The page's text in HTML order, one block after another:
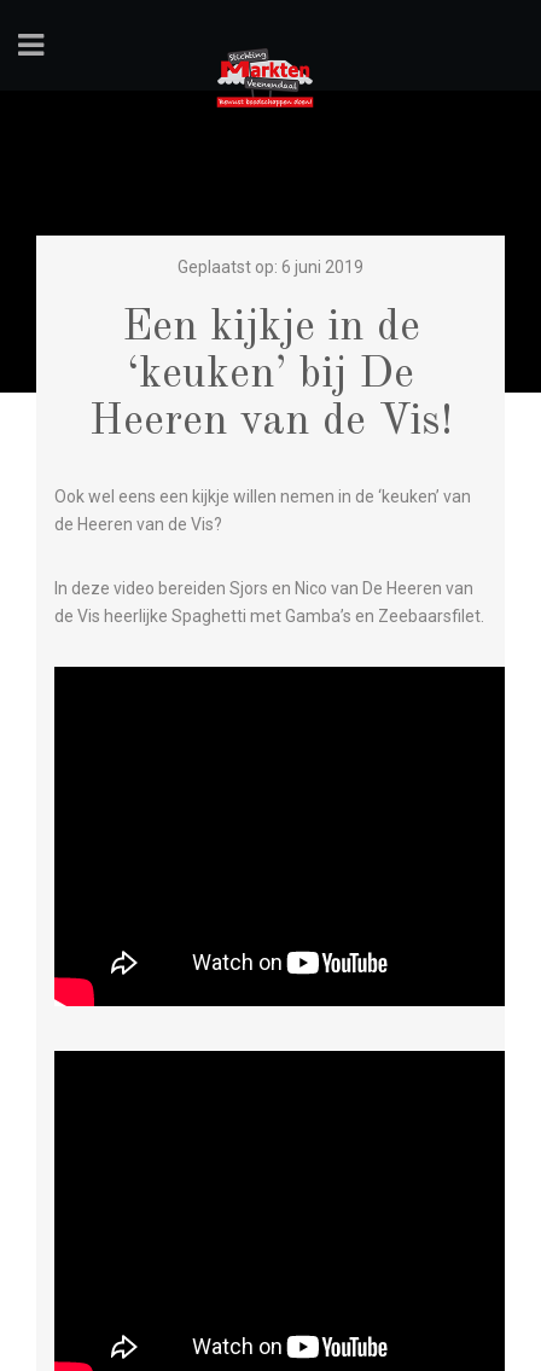
Geplaatst op: 6 juni 2019
Een kijkje in de
‘keuken’ bij De
Heeren van de Vis!
Ook wel eens een kijkje willen nemen in de ‘keuken’ van
de Heeren van de Vis?
In deze video bereiden Sjors en Nico van De Heeren van
de Vis heerlijke Spaghetti met Gamba’s en Zeebaarsfilet.